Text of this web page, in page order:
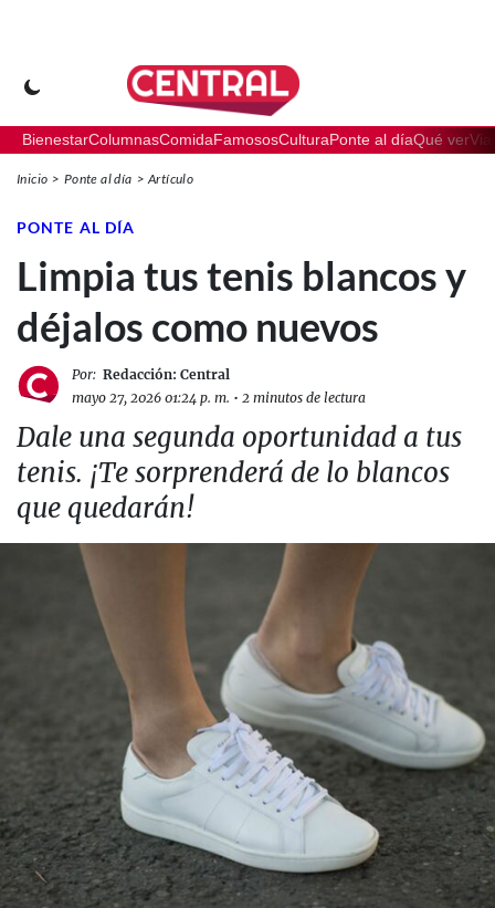
BienestarColumnasComidaFamososCulturaPonte al díaQué ver
Inicio Ponte al día Artículo
PONTE AL DÍA
Limpia tus tenis blancos y
déjalos como nuevos
Por: Redacción: Central
mayo 27, 2026 01:24 p. m. • 2 minutos de lectura
Dale una segunda oportunidad a tus
tenis. ¡Te sorprenderá de lo blancos
que quedarán!